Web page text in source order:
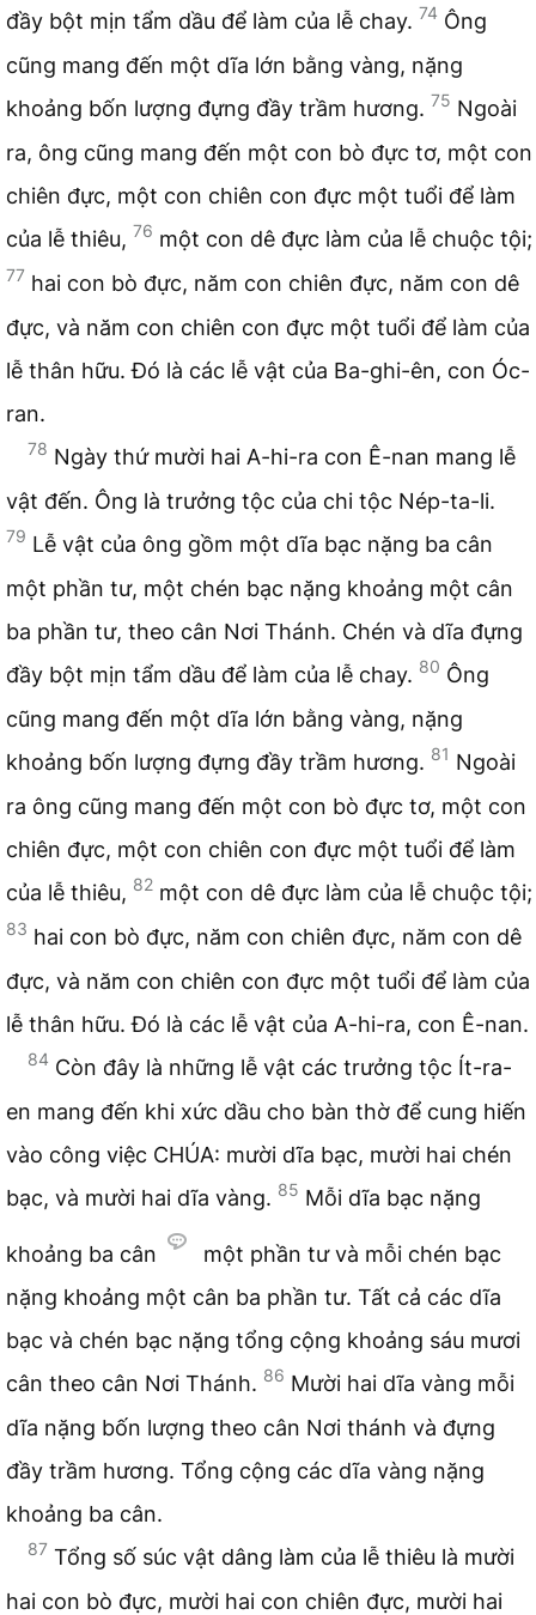
đầy bột mịn tẩm dầu để làm của lễ chay. 74 Ông
cũng mang đến một dĩa lớn bằng vàng, nặng
khoảng bốn lượng đựng đầy trầm hương. 75 Ngoài
ra, ông cũng mang đến một con bò đực tơ, một con
chiên đực, một con chiên con đực một tuổi để làm
của lễ thiêu, 76 một con dê đực làm của lễ chuộc tội;
77 hai con bò đực, năm con chiên đực, năm con dê
đực, và năm con chiên con đực một tuổi để làm của
lễ thân hữu. Đó là các lễ vật của Ba-ghi-ên, con Óc-
ran.
78 Ngày thứ mười hai A-hi-ra con Ê-nan mang lễ
vật đến. Ông là trưởng tộc của chi tộc Nép-ta-li.
79 Lễ vật của ông gồm một dĩa bạc nặng ba cân
một phần tư, một chén bạc nặng khoảng một cân
ba phần tư, theo cân Nơi Thánh. Chén và dĩa đựng
đầy bột mịn tẩm dầu để làm của lễ chay. 80 Ông
cũng mang đến một dĩa lớn bằng vàng, nặng
khoảng bốn lượng đựng đầy trầm hương. 81 Ngoài
ra ông cũng mang đến một con bò đực tơ, một con
chiên đực, một con chiên con đực một tuổi để làm
của lễ thiêu, 82 một con dê đực làm của lễ chuộc tội;
83 hai con bò đực, năm con chiên đực, năm con dê
đực, và năm con chiên con đực một tuổi để làm của
lễ thân hữu. Đó là các lễ vật của A-hi-ra, con Ê-nan.
84 Còn đây là những lễ vật các trưởng tộc Ít-ra-
en mang đến khi xức dầu cho bàn thờ để cung hiến
vào công việc CHÚA: mười dĩa bạc, mười hai chén
bạc, và mười hai dĩa vàng. 85 Mỗi dĩa bạc nặng
khoảng ba cân
một phần tư và mỗi chén bạc
nặng khoảng một cân ba phần tư. Tất cả các dĩa
bạc và chén bạc nặng tổng cộng khoảng sáu mươi
cân theo cân Nơi Thánh. 86 Mười hai dĩa vàng mỗi
dĩa nặng bốn lượng theo cân Nơi thánh và đựng
đầy trầm hương. Tổng cộng các dĩa vàng nặng
khoảng ba cân.
87 Tổng số súc vật dâng làm của lễ thiêu là mười
hai con bò đực, mười hai con chiên đực, mười hai